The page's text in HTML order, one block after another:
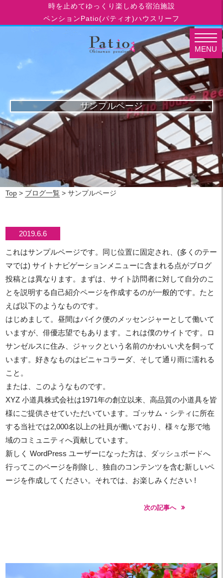
時を止めてゆっくり楽しめる宿泊施設
ペンションPatio(パティオ)ハウスリーフ
サンプルページ
Top > ブログ一覧 > サンプルページ
2019.6.6
これはサンプルページです。同じ位置に固定され、(多くのテー
マでは) サイトナビゲーションメニューに含まれる点がブログ
投稿とは異なります。まずは、サイト訪問者に対して自分のこ
とを説明する自己紹介ページを作成するのが一般的です。たと
えば以下のようなものです。
はじめまして。昼間はバイク便のメッセンジャーとして働いて
いますが、俳優志望でもあります。これは僕のサイトです。ロ
サンゼルスに住み、ジャックという名前のかわいい犬を飼って
います。好きなものはピニャコラーダ、そして通り雨に濡れる
こと。
または、このようなものです。
XYZ 小道具株式会社は1971年の創立以来、高品質の小道具を皆
様にご提供させていただいています。ゴッサム・シティに所在
する当社では2,000名以上の社員が働いており、様々な形で地
域のコミュニティへ貢献しています。
新しく WordPress ユーザーになった方は、
ダッシュボードへ
行ってこのページを削除し、独自のコンテンツを含む新しいペ
ージを作成してください。それでは、お楽しみください !
次の記事へ
MENU